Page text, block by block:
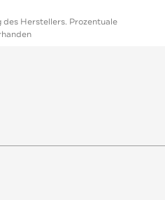
Herstellers. Prozentuale